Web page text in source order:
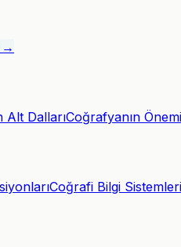
→
Alt DallarıCoğrafyanın Önemi
Coğrafi Bilgi